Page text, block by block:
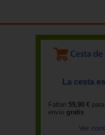
La cesta
Faltan 59,90 €
envío gratis
Ver